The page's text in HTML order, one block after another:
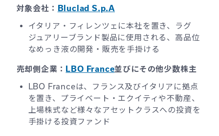
対象会社：
Bluclad S.p.A
イタリア・フィレンツェに本社を置き、ラグ
ジュアリーブランド製品に使用される、高品位
なめっき液の開発・販売を手掛ける
売却側企業： LBO France並びにその他少数株主
LBO Franceは、フランス及びイタリアに拠点
を置き、プライベート・エクイティや不動産、
上場株式など様々なアセットクラスへの投資を
手掛ける投資ファンド